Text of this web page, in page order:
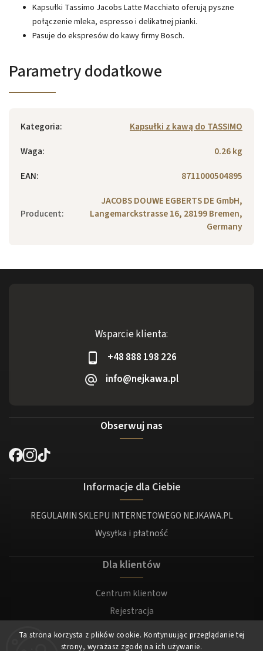
Ta strona korzysta z plików cookie. Kontynuując przeglądanie tej
strony, wyrażasz zgodę na ich używanie.
Kapsułki Tassimo Jacobs Latte Macchiato oferują pyszne
połączenie mleka, espresso i delikatnej pianki.
Pasuje do ekspresów do kawy firmy Bosch.
Parametry dodatkowe
Kategoria:
Kapsułki z kawą do TASSIMO
Waga:
0.26 kg
EAN: 8711000504895
Producent:
JACOBS DOUWE EGBERTS DE GmbH,
Langemarckstrasse 16, 28199 Bremen,
Germany
Wsparcie klienta:
+48 888 198 226
info@nejkawa.pl
Obserwuj nas
Informacje dla Ciebie
REGULAMIN SKLEPU INTERNETOWEGO NEJKAWA.PL
Wysyłka i płatność
Dla klientów
Centrum klientow
Rejestracja
Zaloguj sie